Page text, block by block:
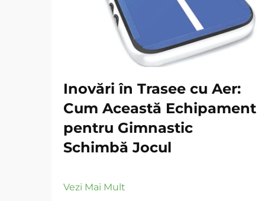
Inovări în Trasee cu Aer:
Cum Această Echipament
pentru Gimnastic
Schimbă Jocul
Vezi Mai Mult